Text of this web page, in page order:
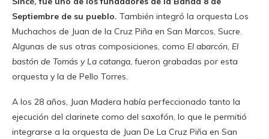
Septiembre de su pueblo. También integró la orquesta Los
Muchachos de Juan de la Cruz Piña en San Marcos, Sucre.
Algunas de sus otras composiciones, como El abarcón, El
bastón de Tomás y La catanga, fueron grabadas por esta
orquesta y la de Pello Torres.
A los 28 años, Juan Madera había perfeccionado tanto la
ejecución del clarinete como del saxofón, lo que le permitió
integrarse a la orquesta de Juan De La Cruz Piña en San